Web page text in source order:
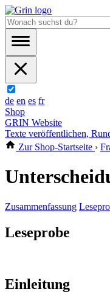
de en es fr
Shop
GRIN Website
Texte veröffentlichen,
Zur Shop-Startseite ›
Zusammenfassung
Leseprobe
Einleitung